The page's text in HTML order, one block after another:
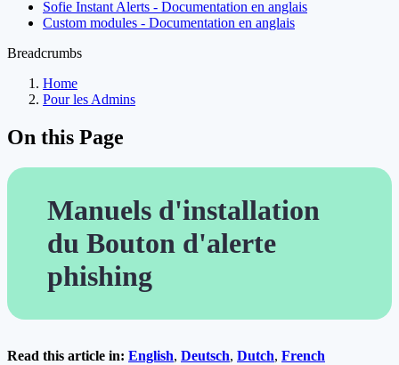
Sofie Instant Alerts - Documentation en anglais
Custom modules - Documentation en anglais
Breadcrumbs
Home
Pour les Admins
On this Page
Manuels d'installation
du Bouton d'alerte
phishing
Read this article in: English, Deutsch, Dutch, French